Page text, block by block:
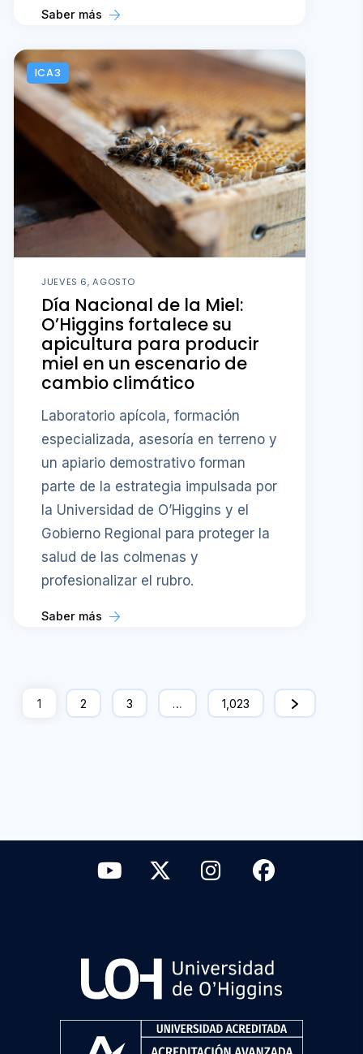
Saber más
ICA3
JUEVES 6, AGOSTO
Día Nacional de la Miel:
O’Higgins fortalece su
apicultura para producir
miel en un escenario de
cambio climático
Laboratorio apícola, formación
especializada, asesoría en terreno y
un apiario demostrativo forman
parte de la estrategia impulsada por
la Universidad de O’Higgins y el
Gobierno Regional para proteger la
salud de las colmenas y
profesionalizar el rubro.
Saber más
1 2 3 … 1,023